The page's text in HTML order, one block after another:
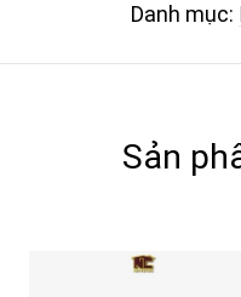
Danh mục:
Sản